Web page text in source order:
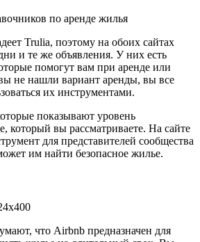
Trulia, поэтому на обоих сайтах
и те же объявления. У них есть
помогут вам при аренде или
не нашли вариант аренды, вы все
их инструментами.
показывают уровень
который вы рассматриваете. На сайте
для представителей сообщества
им найти безопасное жилье.
что Airbnb предназначен для